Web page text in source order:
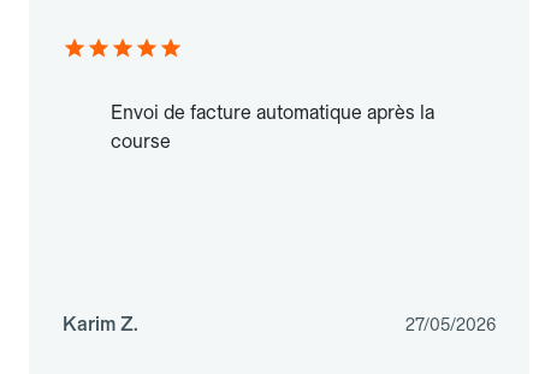
Envoi de facture automatique après la
course
Karim Z. 27/05/2026